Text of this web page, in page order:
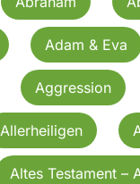
Adam & Eva
Aggression
Allerheiligen
Altes Testament –